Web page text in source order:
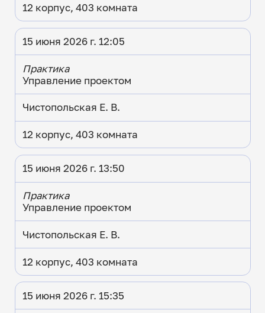
12 корпус, 403 комната
15 июня 2026 г. 12:05
Практика
Управление проектом
Чистопольская Е. В.
12 корпус, 403 комната
15 июня 2026 г. 13:50
Практика
Управление проектом
Чистопольская Е. В.
12 корпус, 403 комната
15 июня 2026 г. 15:35